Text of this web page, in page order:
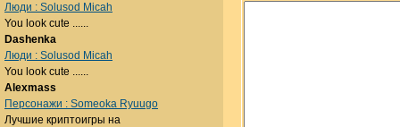
Люди : Solusod Micah
You look cute ......
Dashenka
Люди : Solusod Micah
You look cute ......
Alexmass
Персонажи : Someoka Ryuugo
Лучшие криптоигры на